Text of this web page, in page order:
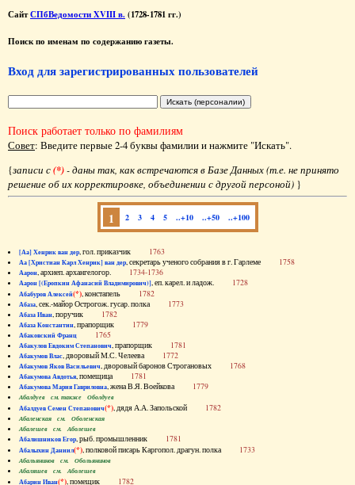
СайтСПбВедомости XVIII в. (1728-1781 гг.)
Поиск по именам по содержанию газеты.
Вход для зарегистрированных пользователей
Поиск работает только по фамилиям
Совет: Введите первые 2-4 буквы фамилии и нажмите "Искать".
{записи с(*)- даны так, как встречаются в Базе Данных (т.е. не принято
решение об их корректировке, объединении с другой персоной) }
1 2 3 4 5 ..+10 ..+50 ..+100
[Аа] Хенрик ван дер, гол. приказчик 1763
Аа [Христиан Карл Хенрик] ван дер, секретарь ученого собрания в г. Гарлеме 1758
Аарон, архиеп. архангелогор. 1734-1736
Аарон [(Еропкин Афанасий Владимирович)], еп. карел. и ладож. 1728
Абабуров Алексей(*), констапель 1782
Абаза, сек.-майор Острогож. гусар. полка 1773
Абаза Иван, поручик 1782
Абаза Константин, прапорщик 1779
Абаковский Франц 1765
Абакулов Евдоким Степанович, прапорщик 1781
Абакумов Влас, дворовый М.С. Челеева 1772
Абакумов Яков Васильевич, дворовый баронов Строгановых 1768
Абакумова Авдотья, помещица 1781
Абакумова Мария Гавриловна, жена В.Я. Воейкова 1779
Абалдуев см. также Оболдуев
Абалдуев Семен Степанович(*), дядя А.А. Запольской 1782
Абаленская см. Оболенская
Абалешев см. Аболешев
Абалишников Егор, рыб. промышленник 1781
Абалыхин Даниил(*), полковой писарь Каргопол. драгун. полка 1733
Абальянинов см. Обольянинов
Абаляшев см. Аболешев
Абарин Иван(*), помещик 1782